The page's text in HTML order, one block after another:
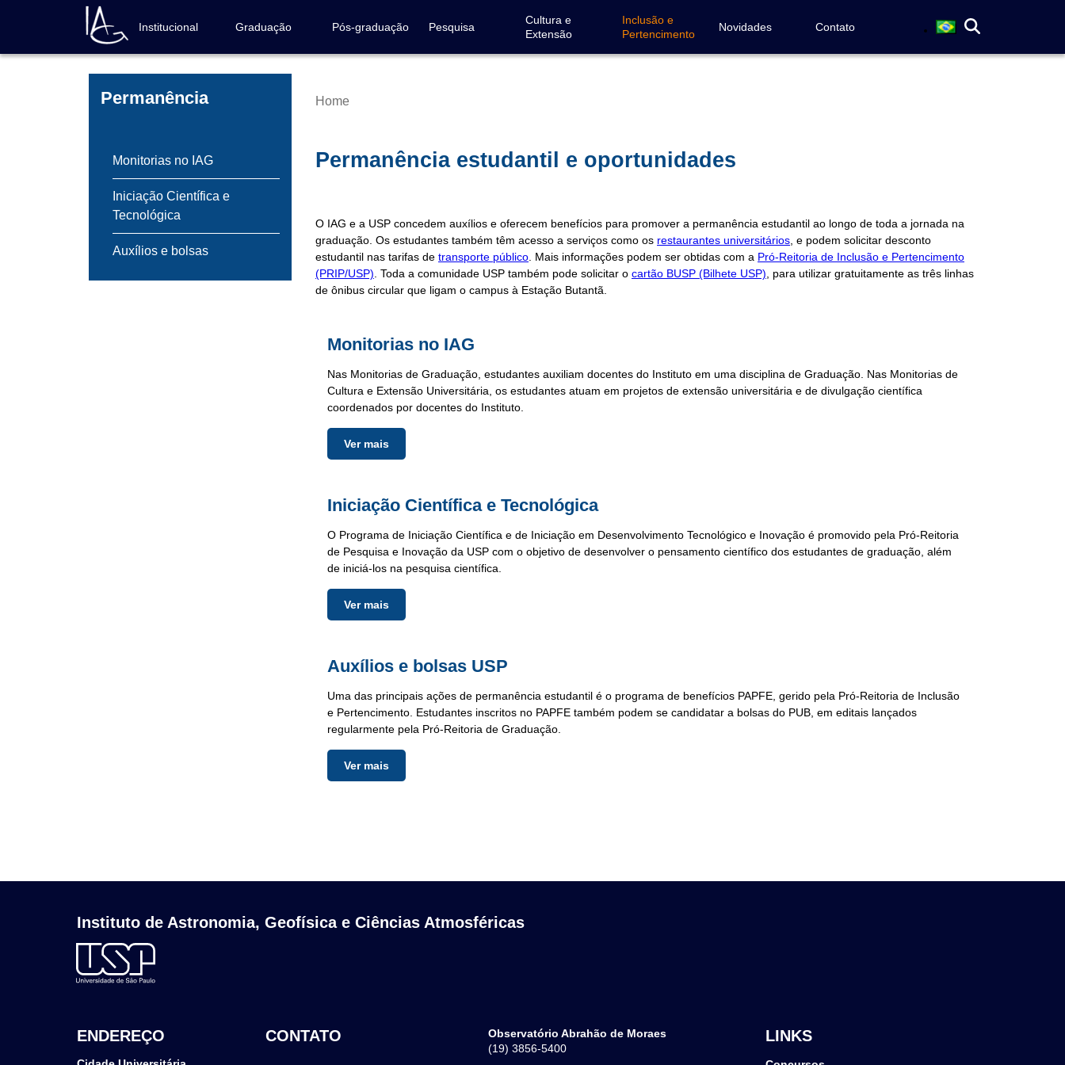
content
Navegação
principal
Institucional Graduação Pós-graduação Pesquisa
Cultura e
Extensão
Inclusão e
Pertencimento
Novidades Contato
Permanência
Monitorias no IAG
Iniciação Científica e
Tecnológica
Auxílios e bolsas
Breadcrumb
Home
Permanência estudantil e oportunidades
O IAG e a USP concedem auxílios e oferecem benefícios para promover a permanência estudantil ao longo de toda a jornada na
graduação. Os estudantes também têm acesso a serviços como os restaurantes universitários , e podem solicitar desconto
estudantil nas tarifas de transporte público . Mais informações podem ser obtidas com a Pró-Reitoria de Inclusão e Pertencimento
(PRIP/USP) . Toda a comunidade USP também pode solicitar o cartão BUSP (Bilhete USP) , para utilizar gratuitamente as três linhas
de ônibus circular que ligam o campus à Estação Butantã.
Monitorias no IAG
Nas Monitorias de Graduação, estudantes auxiliam docentes do Instituto em uma disciplina de Graduação. Nas Monitorias de
Cultura e Extensão Universitária, os estudantes atuam em projetos de extensão universitária e de divulgação científica
coordenados por docentes do Instituto.
Ver mais
Iniciação Científica e Tecnológica
O Programa de Iniciação Científica e de Iniciação em Desenvolvimento Tecnológico e Inovação é promovido pela Pró-Reitoria
de Pesquisa e Inovação da USP com o objetivo de desenvolver o pensamento científico dos estudantes de graduação, além
de iniciá-los na pesquisa científica.
Ver mais
Auxílios e bolsas USP
Uma das principais ações de permanência estudantil é o programa de benefícios PAPFE, gerido pela Pró-Reitoria de Inclusão
e Pertencimento. Estudantes inscritos no PAPFE também podem se candidatar a bolsas do PUB, em editais lançados
regularmente pela Pró-Reitoria de Graduação.
Ver mais
Instituto de Astronomia, Geofísica e Ciências Atmosféricas
ENDEREÇO CONTATO
Observatório Abrahão de Moraes
(19) 3856-5400
LINKS